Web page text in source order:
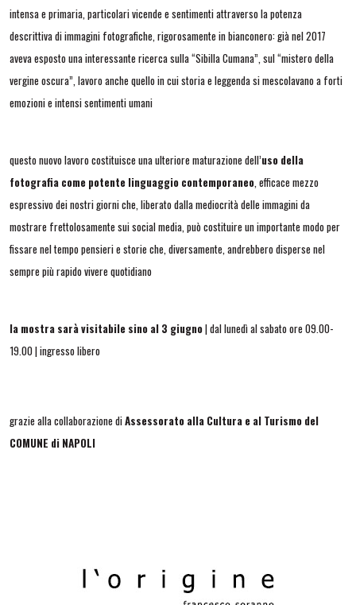
intensa e primaria, particolari vicende e sentimenti attraverso la potenza
descrittiva di immagini fotografiche, rigorosamente in bianconero: già nel 2017
aveva esposto una interessante ricerca sulla “Sibilla Cumana”, sul “mistero della
vergine oscura”, lavoro anche quello in cui storia e leggenda si mescolavano a forti
emozioni e intensi sentimenti umani
questo nuovo lavoro costituisce una ulteriore maturazione dell’uso della
fotografia come potente linguaggio contemporaneo, efficace mezzo
espressivo dei nostri giorni che, liberato dalla mediocrità delle immagini da
mostrare frettolosamente sui social media, può costituire un importante modo per
fissare nel tempo pensieri e storie che, diversamente, andrebbero disperse nel
sempre più rapido vivere quotidiano
la mostra sarà visitabile sino al 3 giugno| dal lunedì al sabato ore 09.00-
19.00 | ingresso libero
grazie alla collaborazione diAssessorato alla Cultura e al Turismo del
COMUNE di NAPOLI